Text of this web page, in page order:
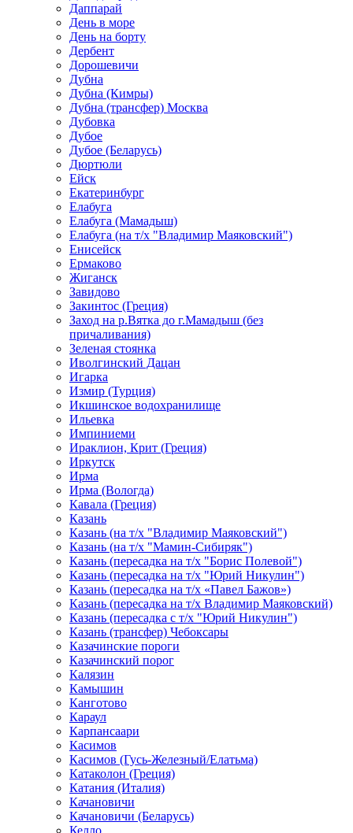
Даппарай
День в море
День на борту
Дербент
Дорошевичи
Дубна
Дубна (Кимры)
Дубна (трансфер) Москва
Дубовка
Дубое
Дубое (Беларусь)
Дюртюли
Ейск
Екатеринбург
Елабуга
Елабуга (Мамадыш)
Елабуга (на т/х "Владимир Маяковский")
Енисейск
Ермаково
Жиганск
Завидово
Закинтос (Греция)
Заход на р.Вятка до г.Мамадыш (без
причаливания)
Зеленая стоянка
Иволгинский Дацан
Игарка
Измир (Турция)
Икшинское водохранилище
Ильевка
Импиниеми
Ираклион, Крит (Греция)
Иркутск
Ирма
Ирма (Вологда)
Кавала (Греция)
Казань
Казань (на т/х "Владимир Маяковский")
Казань (на т/х "Мамин-Сибиряк")
Казань (пересадка на т/х "Борис Полевой")
Казань (пересадка на т/х "Юрий Никулин")
Казань (пересадка на т/х «Павел Бажов»)
Казань (пересадка на т/х Владимир Маяковский)
Казань (пересадка с т/х "Юрий Никулин")
Казань (трансфер) Чебоксары
Казачинские пороги
Казачинский порог
Калязин
Камышин
Канготово
Караул
Карпансаари
Касимов
Касимов (Гусь-Железный/Елатьма)
Катаколон (Греция)
Катания (Италия)
Качановичи
Качановичи (Беларусь)
Келло